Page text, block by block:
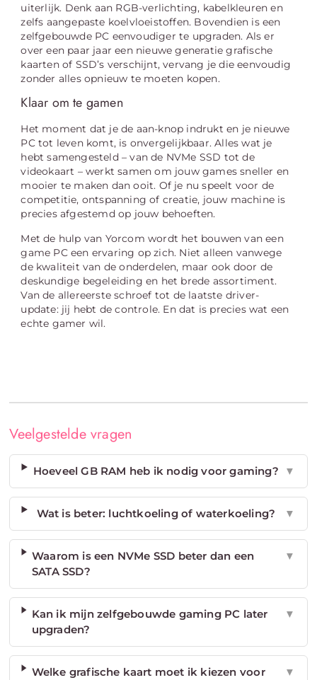
uiterlijk. Denk aan RGB-verlichting, kabelkleuren en
zelfs aangepaste koelvloeistoffen. Bovendien is een
zelfgebouwde PC eenvoudiger te upgraden. Als er
over een paar jaar een nieuwe generatie grafische
kaarten of SSD’s verschijnt, vervang je die eenvoudig
zonder alles opnieuw te moeten kopen.
Klaar om te gamen
Het moment dat je de aan-knop indrukt en je nieuwe
PC tot leven komt, is onvergelijkbaar. Alles wat je
hebt samengesteld – van de NVMe SSD tot de
videokaart – werkt samen om jouw games sneller en
mooier te maken dan ooit. Of je nu speelt voor de
competitie, ontspanning of creatie, jouw machine is
precies afgestemd op jouw behoeften.
Met de hulp van Yorcom wordt het bouwen van een
game PC een ervaring op zich. Niet alleen vanwege
de kwaliteit van de onderdelen, maar ook door de
deskundige begeleiding en het brede assortiment.
Van de allereerste schroef tot de laatste driver-
update: jij hebt de controle. En dat is precies wat een
echte gamer wil.
Veelgestelde vragen
Hoeveel GB RAM heb ik nodig voor gaming? ▼
Wat is beter: luchtkoeling of waterkoeling? ▼
Waarom is een NVMe SSD beter dan een
SATA SSD?
▼
Kan ik mijn zelfgebouwde gaming PC later
upgraden?
▼
Welke grafische kaart moet ik kiezen voor
▼